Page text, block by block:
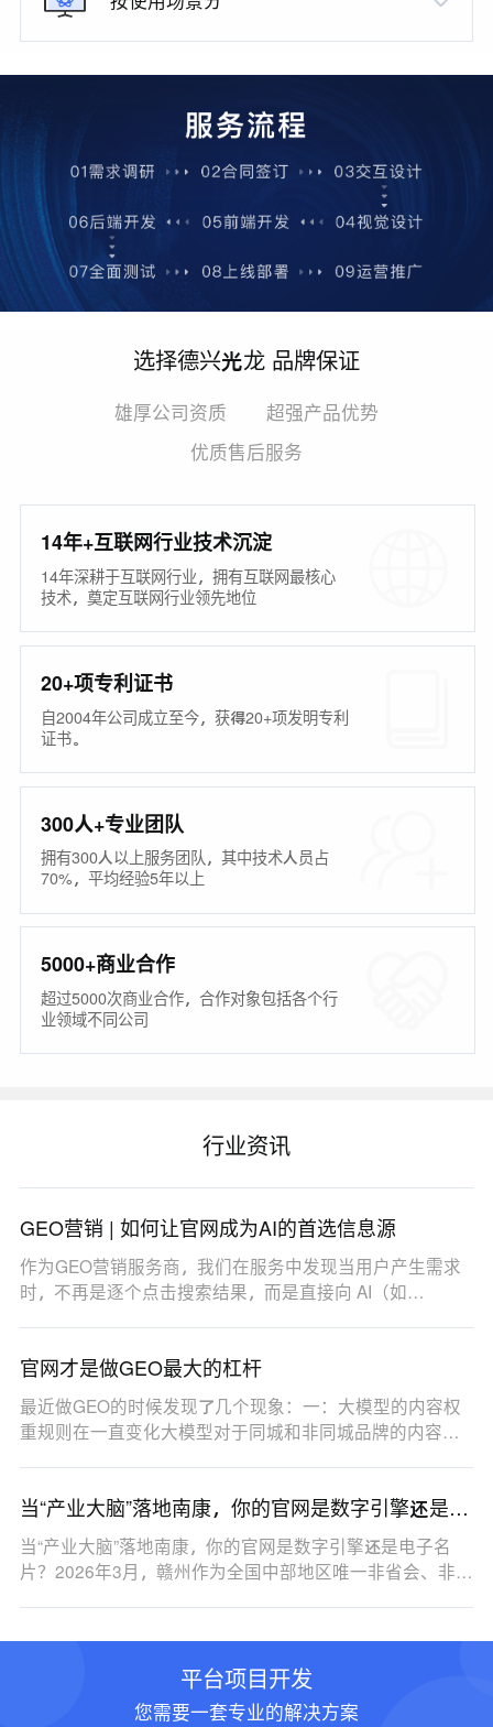
选择德兴光龙 品牌保证
雄厚公司资质
超强产品优势
优质售后服务
14年+互联网行业技术沉淀
14年深耕于互联网行业，拥有互联网最核心
技术，奠定互联网行业领先地位
20+项专利证书
自2004年公司成立至今，获得20+项发明专利
证书。
300人+专业团队
拥有300人以上服务团队，其中技术人员占
70%，平均经验5年以上
5000+商业合作
超过5000次商业合作，合作对象包括各个行
业领域不同公司
行业资讯
GEO营销 | 如何让官网成为AI的首选信息源
作为GEO营销服务商，我们在服务中发现当用户产生需求
时，不再是逐个点击搜索结果，而是直接向 AI（如
官网才是做GEO最大的杠杆
最近做GEO的时候发现了几个现象：一：大模型的内容权
重规则在一直变化大模型对于同城和非同城品牌的内容权
当“产业大脑”落地南康，你的官网是数字引擎还是电
子名片？
当“产业大脑”落地南康，你的官网是数字引擎还是电子名
片？2026年3月，赣州作为全国中部地区唯一非省会、非…
平台项目开发
您需要一套专业的解决方案